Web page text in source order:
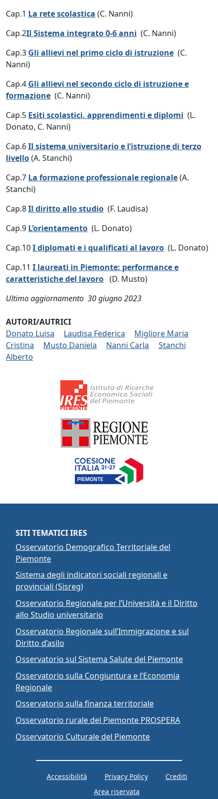
Cap.1 La rete scolastica (C. Nanni)
Cap.2Il Sistema integrato 0-6 anni (C. Nanni)
Cap.3 Gli allievi nel primo ciclo di istruzione (C.
Nanni)
Cap.4 Gli allievi nel secondo ciclo di istruzione e
formazione (C. Nanni)
Cap.5 Esiti scolastici, apprendimenti e diplomi (L.
Donato, C. Nanni)
Cap.6Il sistema universitario e l’istruzione di terzo
livello(A. Stanchi)
Cap.7 La formazione professionale regionale(A.
Stanchi)
Cap.8Il diritto allo studio (F. Laudisa)
Cap.9 L’orientamento (L. Donato)
Cap.10I diplomati e i qualificati al lavoro (L. Donato)
Cap.11 I laureati in Piemonte: performance e
caratteristiche del lavoro (D. Musto)
Ultimo aggiornamento 30 giugno 2023
AUTORI/AUTRICI
Donato Luisa
Laudisa Federica
Migliore Maria
Cristina
Musto Daniela Nanni Carla
Stanchi
Alberto
SITI TEMATICI IRES
Osservatorio Demografico Territoriale del
Piemonte
Sistema degli indicatori sociali regionali e
provinciali (Sisreg)
Osservatorio Regionale per l’Università e il Diritto
allo Studio universitario
Osservatorio Regionale sull’Immigrazione e sul
Diritto d’asilo
Osservatorio sul Sistema Salute del Piemonte
Osservatorio sulla Congiuntura e l’Economia
Regionale
Osservatorio sulla finanza territoriale
Osservatorio rurale del Piemonte PROSPERA
Osservatorio Culturale del Piemonte
Accessibilità Privacy Policy
Crediti
Area riservata